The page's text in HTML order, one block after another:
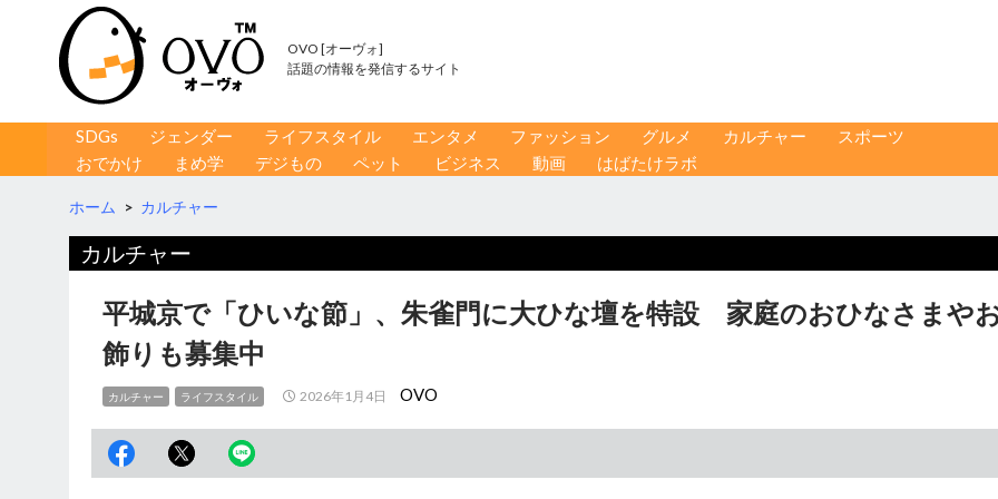
OVO [オーヴォ]
話題の情報を発信するサイト
コンテンツへ移動
SDGs ジェンダー ライフスタイル エンタメ ファッション グルメ カルチャー
スポーツ
おでかけ
まめ学 デジもの ペット ビジネス 動画 はばたけラボ
ホーム > カルチャー
カルチャー
平城京で「ひいな節」、朱雀門に大ひな壇を特設 家庭のおひなさまや
飾りも募集中
カルチャー ライフスタイル 2026年1月4日 OVO